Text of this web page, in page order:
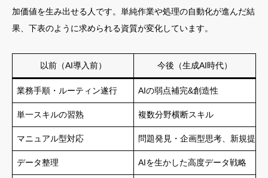
加価値を生み出せる人です。単純作業や処理の自動化が進んだ結
果、下表のように求められる資質が変化しています。
以前（AI導入前） 今後（生成AI時代）
業務手順・ルーティン遂行 AIの弱点補完&創造性
単一スキルの習熟 複数分野横断スキル
マニュアル型対応 問題発見・企画型思考、新規提案
データ整理 AIを生かした高度データ戦略